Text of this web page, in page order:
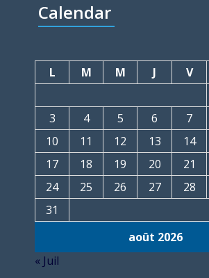
Calendar
août 2026
L M M J V
3
4 5 6 7
10
11 12 13 14
17
18 19 20 21
24
25 26 27 28
31
« Juil